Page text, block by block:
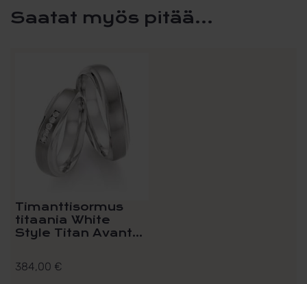
Saatat myös pitää...
Timanttisormus
titaania White
Style Titan Avant...
384,00 €